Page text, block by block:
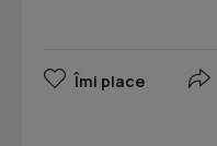
Îmi place